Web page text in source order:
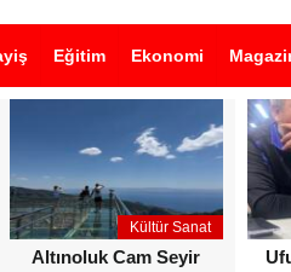
Eğitim Ekonomi
Kültür Sanat
Altınoluk Cam Seyir